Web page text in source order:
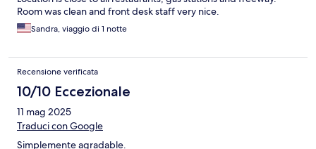
Room was clean and front desk staff very nice.
Sandra, viaggio di 1 notte
Recensione verificata
10/10 Eccezionale
11 mag 2025
Traduci con Google
Simplemente agradable.